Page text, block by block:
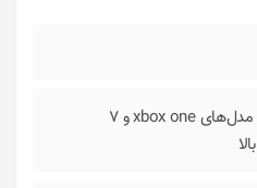
سازگار با تمام مدل‌های xbox one و 7